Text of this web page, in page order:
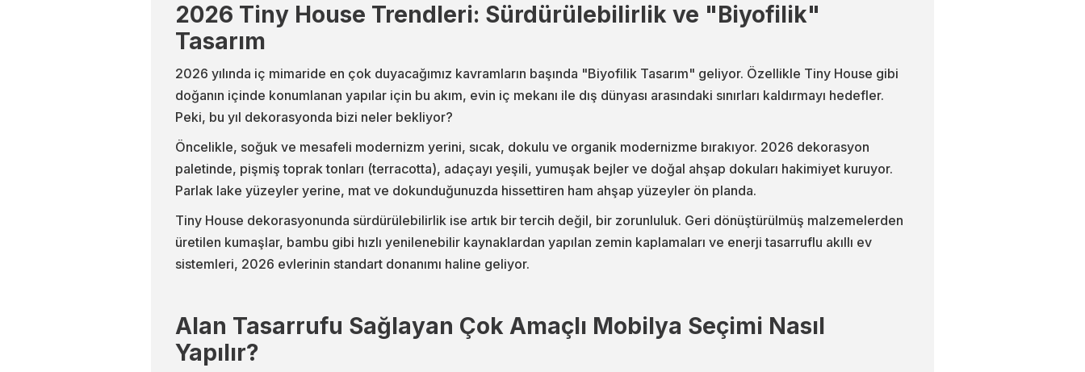
2026 Tiny House Trendleri: Sürdürülebilirlik ve "Biyofilik"
Tasarım
2026 yılında iç mimaride en çok duyacağımız kavramların başında "Biyofilik Tasarım" geliyor. Özellikle Tiny House gibi
doğanın içinde konumlanan yapılar için bu akım, evin iç mekanı ile dış dünyası arasındaki sınırları kaldırmayı hedefler.
Peki, bu yıl dekorasyonda bizi neler bekliyor?
Öncelikle, soğuk ve mesafeli modernizm yerini, sıcak, dokulu ve organik modernizme bırakıyor. 2026 dekorasyon
paletinde, pişmiş toprak tonları (terracotta), adaçayı yeşili, yumuşak bejler ve doğal ahşap dokuları hakimiyet kuruyor.
Parlak lake yüzeyler yerine, mat ve dokunduğunuzda hissettiren ham ahşap yüzeyler ön planda.
Tiny House dekorasyonunda sürdürülebilirlik ise artık bir tercih değil, bir zorunluluk. Geri dönüştürülmüş malzemelerden
üretilen kumaşlar, bambu gibi hızlı yenilenebilir kaynaklardan yapılan zemin kaplamaları ve enerji tasarruflu akıllı ev
sistemleri, 2026 evlerinin standart donanımı haline geliyor.
Alan Tasarrufu Sağlayan Çok Amaçlı Mobilya Seçimi Nasıl
Yapılır?